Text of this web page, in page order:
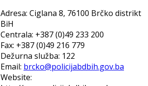
Adresa: Ciglana 8, 76100 Brčko distrikt
BiH
Centrala: +387 (0)49 233 200
Fax: +387 (0)49 216 779
Dežurna služba: 122
Email: brcko@policijabdbih.gov.ba
Website: